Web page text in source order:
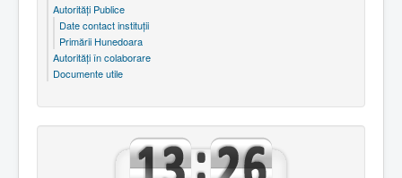
Autorităţi Publice
Date contact instituţii
Primării Hunedoara
Autorităţi în colaborare
Documente utile